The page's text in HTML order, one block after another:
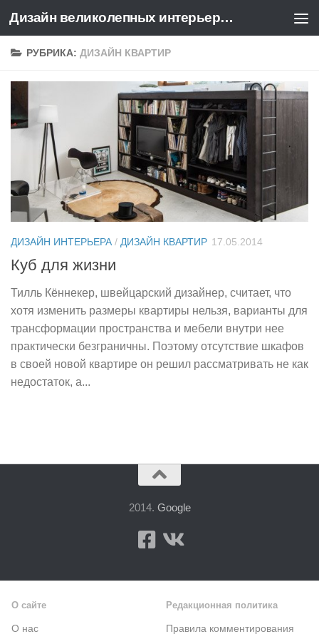
Перейти к содержимому Дизайн великолепных интерьеров квартир и домов
РУБРИКА: ДИЗАЙН КВАРТИР
ДИЗАЙН ИНТЕРЬЕРА / ДИЗАЙН КВАРТИР 17.05.2014
Куб для жизни
Тилль Кённекер, швейцарский дизайнер, считает, что
хотя изменить размеры квартиры нельзя, варианты для
трансформации пространства и мебели внутри нее
практически безграничны. Поэтому отсутствие шкафов
в своей новой квартире он решил рассматривать не как
недостаток, а...
2014. Google
О сайте
О нас
Редакционная политика
Правила комментирования